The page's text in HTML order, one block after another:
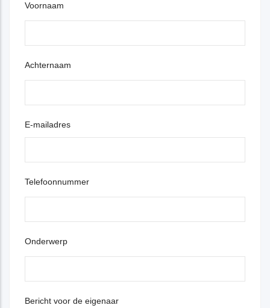
Voornaam
Achternaam
E-mailadres
Telefoonnummer
Onderwerp
Bericht voor de eigenaar